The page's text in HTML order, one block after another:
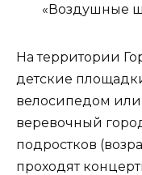
«Воздушные
На территории
детские
велосипедом или
веревочный
подростков
проходят